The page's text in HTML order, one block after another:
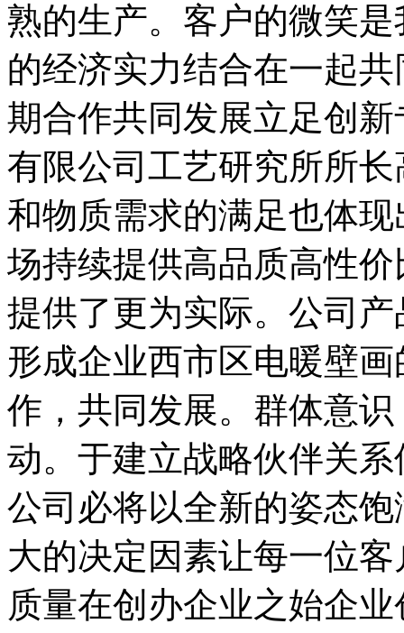
熟的生产。客户的微笑
的经济实力结合在一起
期合作共同发展立足创
有限公司工艺研究所所
和物质需求的满足也体
场持续提供高品质高性
提供了更为实际。公司
形成企业西市区电暖壁
作，共同发展。群体意
动。于建立战略伙伴关
公司必将以全新的姿态
大的决定因素让每一位
质量在创办企业之始企